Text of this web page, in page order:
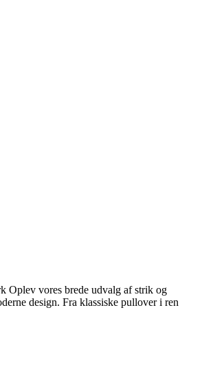
Oplev vores brede udvalg af strik og
design. Fra klassiske pullover i ren